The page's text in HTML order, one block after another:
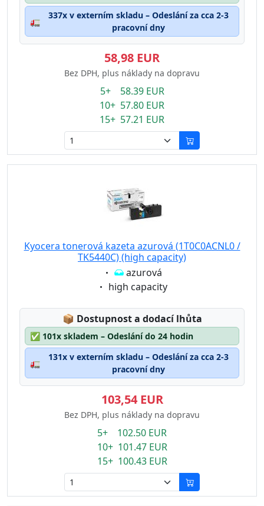
🚛
337x v externím skladu – Odeslání za cca 2-3
pracovní dny
58,98 EUR
Bez DPH, plus náklady na dopravu
5+ 58.39 EUR
10+ 57.80 EUR
15+ 57.21 EUR
Kyocera tonerová kazeta azurová (1T0C0ACNL0 /
TK5440C) (high capacity)
Eigenschaft:
azurová
Eigenschaft:
high capacity
📦 Lagerstatus:
Dostupnost a dodací lhůta
✅ 101x skladem – Odeslání do 24 hodin
🚛
131x v externím skladu – Odeslání za cca 2-3
pracovní dny
103,54 EUR
Bez DPH, plus náklady na dopravu
5+ 102.50 EUR
10+ 101.47 EUR
15+ 100.43 EUR